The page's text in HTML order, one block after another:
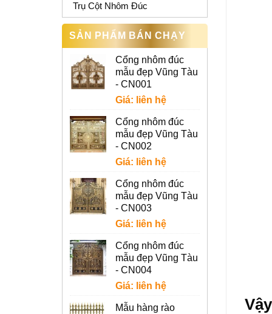
Trụ Cột Nhôm Đúc
SẢN PHẨM BÁN CHẠY
Cổng nhôm đúc
mẫu đẹp Vũng Tàu
- CN001
Giá: liên hệ
Cổng nhôm đúc
mẫu đẹp Vũng Tàu
- CN002
Giá: liên hệ
Cổng nhôm đúc
mẫu đẹp Vũng Tàu
- CN003
Giá: liên hệ
Cổng nhôm đúc
mẫu đẹp Vũng Tàu
- CN004
Giá: liên hệ
Mẫu hàng rào